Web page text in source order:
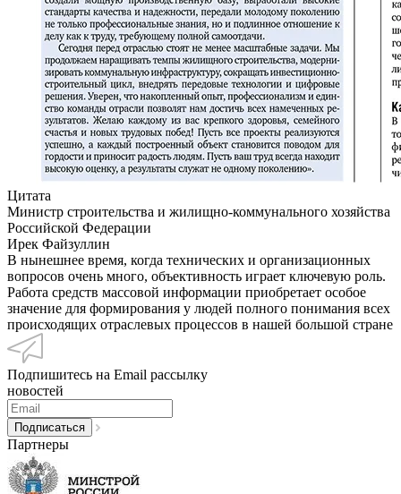
Цитата
Министр строительства и жилищно-коммунального хозяйства
Российской Федерации
Ирек Файзуллин
В нынешнее время, когда технических и организационных
вопросов очень много, объективность играет ключевую роль.
Работа средств массовой информации приобретает особое
значение для формирования у людей полного понимания всех
происходящих отраслевых процессов в нашей большой стране
Подпишитесь на Email рассылку
новостей
Партнеры